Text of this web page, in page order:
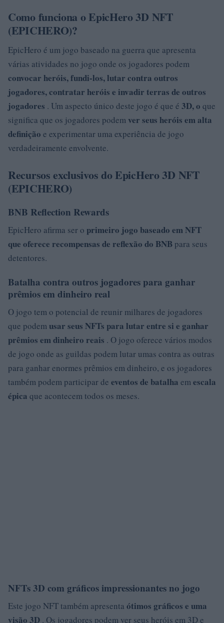
Como funciona o EpicHero 3D NFT
(EPICHERO)?
EpicHero é um jogo baseado na guerra que apresenta
várias atividades no jogo onde os jogadores podem
convocar heróis, fundi-los, lutar contra outros
jogadores, contratar heróis e invadir terras de outros
jogadores . Um aspecto único deste jogo é que é 3D, o que
significa que os jogadores podem ver seus heróis em alta
definição e experimentar uma experiência de jogo
verdadeiramente envolvente.
Recursos exclusivos do EpicHero 3D NFT
(EPICHERO)
BNB Reflection Rewards
EpicHero afirma ser o primeiro jogo baseado em NFT
que oferece recompensas de reflexão do BNB para seus
detentores.
Batalha contra outros jogadores para ganhar
prêmios em dinheiro real
O jogo tem o potencial de reunir milhares de jogadores
que podemusar seus NFTs para lutar entre si e ganhar
prêmios em dinheiro reais . O jogo oferece vários modos
de jogo onde as guildas podem lutar umas contra as outras
para ganhar enormes prêmios em dinheiro, e os jogadores
também podem participar de eventos de batalha emescala
épica que acontecem todos os meses.
NFTs 3D com gráficos impressionantes no jogo
Este jogo NFT também apresenta ótimos gráficos e uma
visão 3D . Os jogadores podem ver seus heróis em 3D e